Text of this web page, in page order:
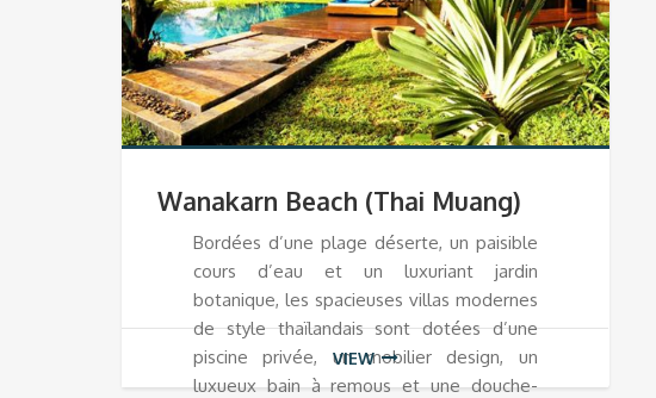
Wanakarn Beach (Thai Muang)
Bordées d’une plage déserte, un paisible
cours d’eau et un luxuriant jardin
botanique, les spacieuses villas modernes
de style thaïlandais sont dotées d’une
piscine privée, un mobilier design, un
luxueux bain à remous et une douche-
VIEW